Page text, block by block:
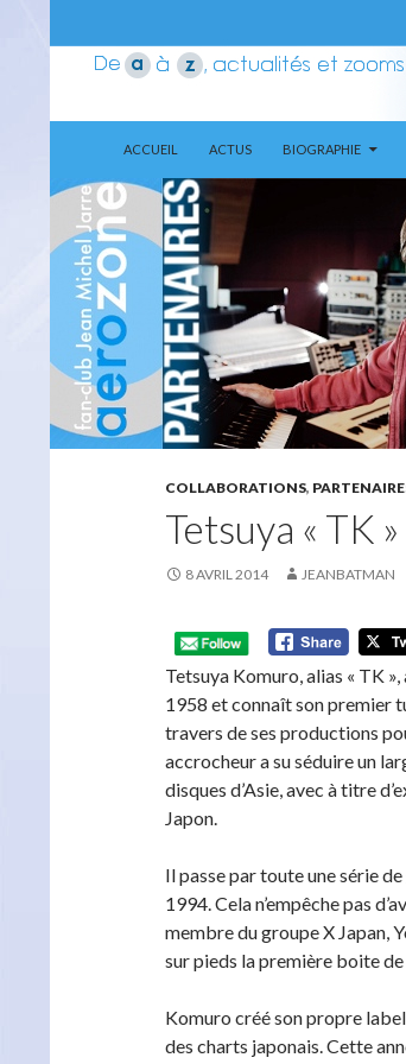
Aerozone JMJ
ACCUEIL
ACTUS BIOGRAPHIE
COLLABORATIONS,
Tetsuya « TK
8 AVRIL 2014 JEANBATMAN
Tetsuya Komuro, alias « TK
1958 et connaît son premier
travers de ses productions
accrocheur a su séduire un
disques d’Asie, avec à titre
Japon.
Il passe par toute une série
1994. Cela n’empêche pas
membre du groupe X Japan,
sur pieds la première boite
Komuro créé son propre
des charts japonais. Cette